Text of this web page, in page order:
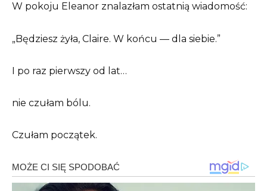
W pokoju Eleanor znalazłam ostatnią wiadomość:
„Będziesz żyła, Claire. W końcu — dla siebie.”
I po raz pierwszy od lat…
nie czułam bólu.
Czułam początek.